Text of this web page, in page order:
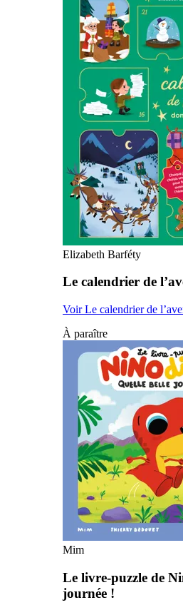
Elizabeth Barféty
Le calendrier de
Voir Le calendrier de
À paraître
Mim
Le livre-puzzle de
journée !